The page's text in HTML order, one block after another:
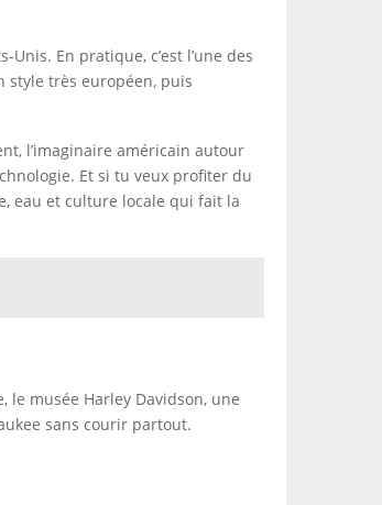
En pratique, c’est l’une des
style très européen, puis
l’imaginaire américain autour
Et si tu veux profiter du
eau et culture locale qui fait la
musée Harley Davidson, une
sans courir partout.